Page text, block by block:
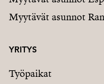
Myytävät asunnot
YRITYS
Työpaikat